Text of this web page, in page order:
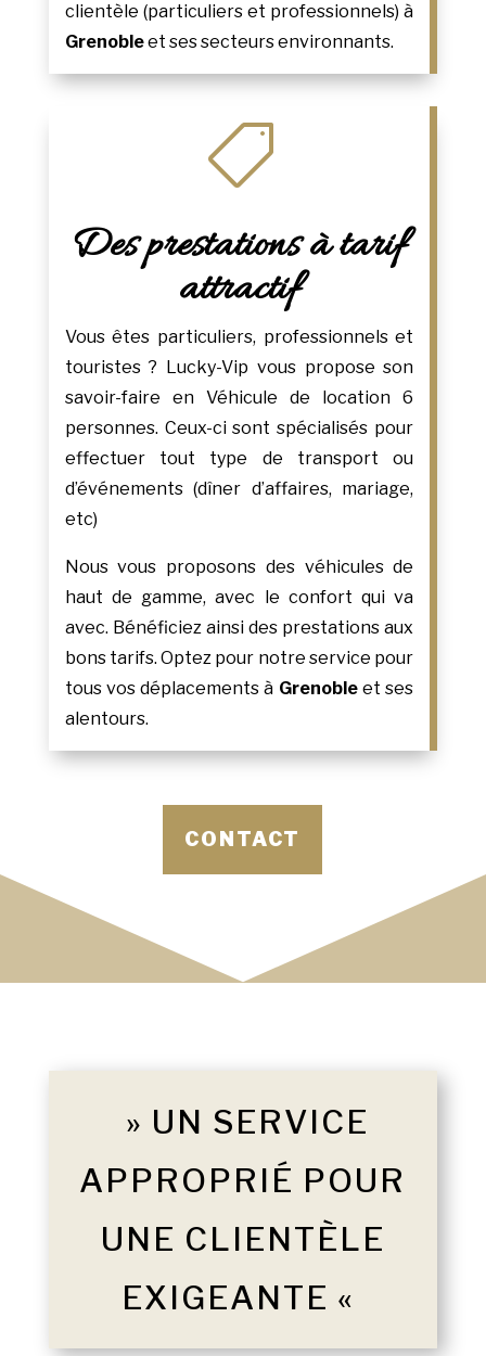
clientèle (particuliers et professionnels) à
Grenobleet ses secteurs environnants.

Des prestations à tarif
attractif
Vous êtes particuliers, professionnels et
touristes ? Lucky-Vip vous propose son
savoir-faire en Véhicule de location 6
personnes. Ceux-ci sont spécialisés pour
effectuer tout type de transport ou
d’événements (dîner d’affaires, mariage,
etc)
Nous vous proposons des véhicules de
haut de gamme, avec le confort qui va
avec. Bénéficiez ainsi des prestations aux
bons tarifs. Optez pour notre service pour
tous vos déplacements à Grenobleet ses
alentours.
CONTACT
» UN SERVICE
APPROPRIÉ POUR
UNE CLIENTÈLE
EXIGEANTE «